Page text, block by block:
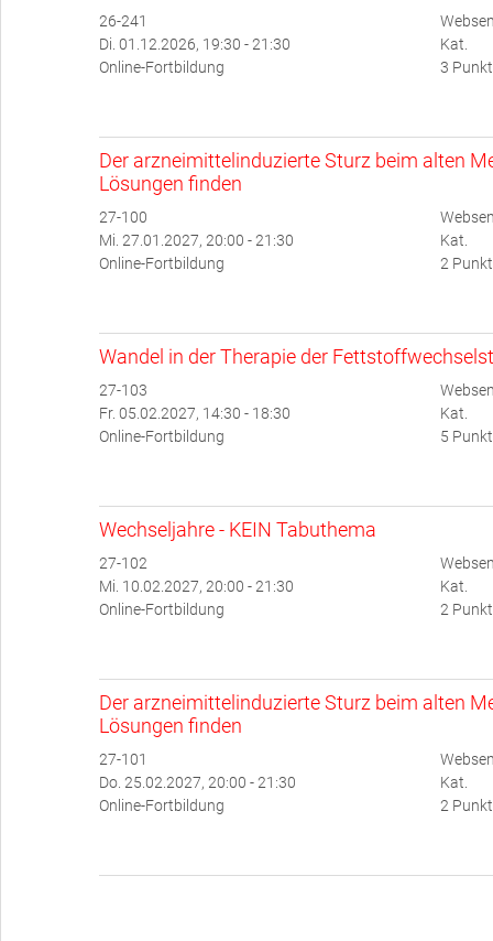
26-241
Di. 01.12.2026, 19:30 - 21:30
Online-Fortbildung
Kat.
3
Der arzneimittelinduzierte Sturz beim alten
Lösungen finden
27-100
Mi. 27.01.2027, 20:00 - 21:30
Online-Fortbildung
Kat.
2
Wandel in der Therapie der
27-103
Fr. 05.02.2027, 14:30 - 18:30
Online-Fortbildung
Kat.
5
Wechseljahre - KEIN Tabuthema
27-102
Mi. 10.02.2027, 20:00 - 21:30
Online-Fortbildung
Kat.
2
Der arzneimittelinduzierte Sturz beim alten
Lösungen finden
27-101
Do. 25.02.2027, 20:00 - 21:30
Online-Fortbildung
Kat.
2